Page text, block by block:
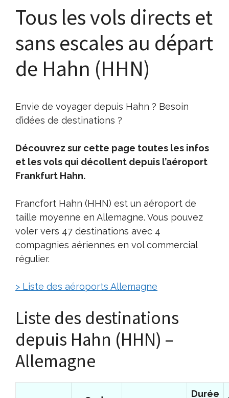
Tous les vols directs et
sans escales au départ
de Hahn (HHN)
Envie de voyager depuis Hahn ? Besoin
d’idées de destinations ?
Découvrez sur cette page toutes les infos
et les vols qui décollent depuis l’aéroport
Frankfurt Hahn.
Francfort Hahn (HHN) est un aéroport de
taille moyenne en Allemagne. Vous pouvez
voler vers 47 destinations avec 4
compagnies aériennes en vol commercial
régulier.
> Liste des aéroports Allemagne
Liste des destinations
depuis Hahn (HHN) –
Allemagne
Durée